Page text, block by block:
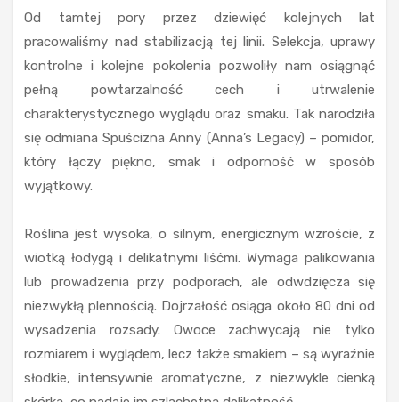
Od tamtej pory przez dziewięć kolejnych lat
pracowaliśmy nad stabilizacją tej linii. Selekcja, uprawy
kontrolne i kolejne pokolenia pozwoliły nam osiągnąć
pełną powtarzalność cech i utrwalenie
charakterystycznego wyglądu oraz smaku. Tak narodziła
się odmiana Spuścizna Anny (Anna’s Legacy) – pomidor,
który łączy piękno, smak i odporność w sposób
wyjątkowy.
Roślina jest wysoka, o silnym, energicznym wzroście, z
wiotką łodygą i delikatnymi liśćmi. Wymaga palikowania
lub prowadzenia przy podporach, ale odwdzięcza się
niezwykłą plennością. Dojrzałość osiąga około 80 dni od
wysadzenia rozsady. Owoce zachwycają nie tylko
rozmiarem i wyglądem, lecz także smakiem – są wyraźnie
słodkie, intensywnie aromatyczne, z niezwykle cienką